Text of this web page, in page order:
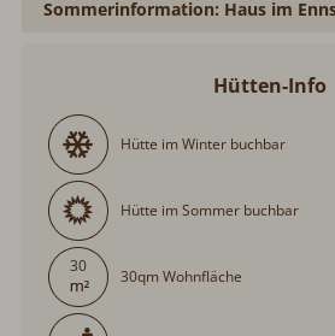
Sommerinformation: Haus im
Hütten-Info
Hütte im Winter buchbar
Hütte im Sommer buchbar
30
30qm Wohnfläche